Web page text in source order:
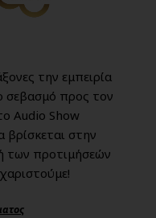
την εμπειρία
σεβασμό προς τον
Audio Show
βρίσκεται στην
των προτιμήσεών